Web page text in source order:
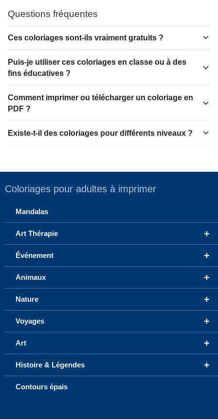
Questions fréquentes
Ces coloriages sont-ils vraiment gratuits ?
Puis-je utiliser ces coloriages en classe ou à des
fins éducatives ?
Comment imprimer ou télécharger un coloriage en
PDF ?
Existe-t-il des coloriages pour différents niveaux ?
Coloriages pour adultes à imprimer
Mandalas
+
Art Thérapie
+
Événement
+
Animaux
+
Nature
+
Voyages
+
Art
+
Histoire & Légendes
Contours épais